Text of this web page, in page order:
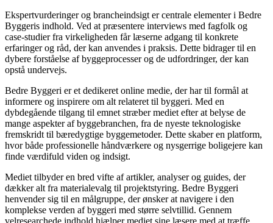
Ekspertvurderinger og brancheindsigt er centrale elementer i Bedre
Byggeris indhold. Ved at præsentere interviews med fagfolk og
case-studier fra virkeligheden får læserne adgang til konkrete
erfaringer og råd, der kan anvendes i praksis. Dette bidrager til en
dybere forståelse af byggeprocesser og de udfordringer, der kan
opstå undervejs.
Bedre Byggeri er et dedikeret online medie, der har til formål at
informere og inspirere om alt relateret til byggeri. Med en
dybdegående tilgang til emnet stræber mediet efter at belyse de
mange aspekter af byggebranchen, fra de nyeste teknologiske
fremskridt til bæredygtige byggemetoder. Dette skaber en platform,
hvor både professionelle håndværkere og nysgerrige boligejere kan
finde værdifuld viden og indsigt.
Mediet tilbyder en bred vifte af artikler, analyser og guides, der
dækker alt fra materialevalg til projektstyring. Bedre Byggeri
henvender sig til en målgruppe, der ønsker at navigere i den
komplekse verden af byggeri med større selvtillid. Gennem
velresearchede indhold hjælper mediet sine læsere med at træffe